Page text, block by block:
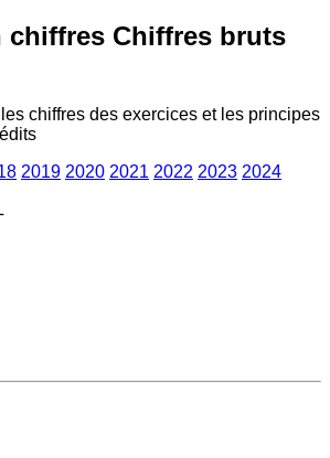
chiffres Chiffres bruts
chiffres des exercices et les principes
2019 2020 2021 2022 2023 2024